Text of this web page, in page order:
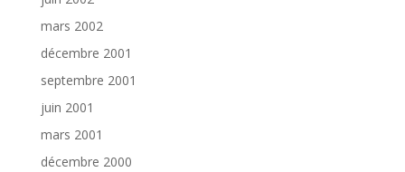
mars 2002
décembre 2001
septembre 2001
juin 2001
mars 2001
décembre 2000